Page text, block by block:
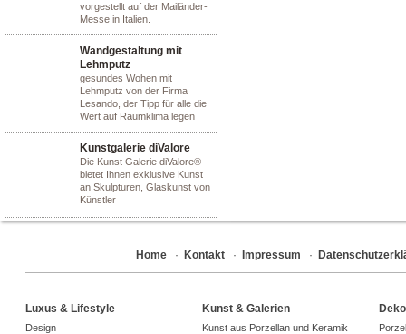
vorgestellt auf der Mailänder-
Messe in Italien.
Wandgestaltung mit
Lehmputz
gesundes Wohen mit
Lehmputz von der Firma
Lesando, der Tipp für alle die
Wert auf Raumklima legen
Kunstgalerie diValore
Die Kunst Galerie diValore®
bietet Ihnen exklusive Kunst
an Skulpturen, Glaskunst von
Künstler
Home · Kontakt · Impressum ·
Luxus & Lifestyle
Design
Kunst & Galerien
Kunst aus Porzellan und Keramik